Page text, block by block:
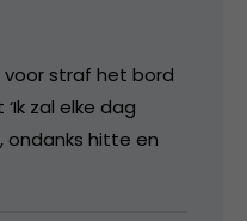
straf het bord
zal elke dag
ondanks hitte en